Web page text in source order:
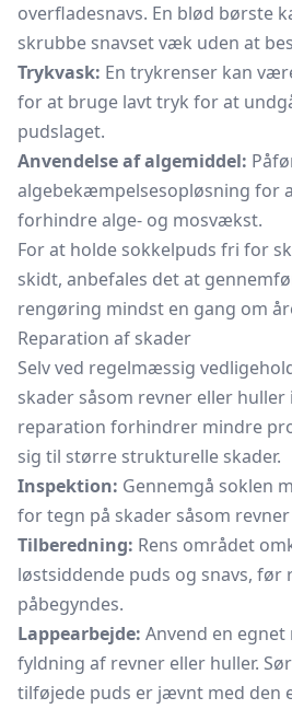
overfladesnavs. En blød børste
skrubbe snavset væk uden at
Trykvask: En trykrenser kan
for at bruge lavt tryk for at
pudslaget.
Anvendelse af algemiddel:
algebekæmpelsesopløsning for
forhindre alge- og mosvækst.
For at holde sokkelpuds fri for
skidt, anbefales det at
rengøring mindst en gang om
Reparation af skader
Selv ved regelmæssig
skader såsom revner eller huller
reparation forhindrer mindre
sig til større strukturelle skader.
Inspektion: Gennemgå soklen
for tegn på skader såsom
Tilberedning: Rens området
løstsiddende puds og snavs,
påbegyndes.
Lappearbejde: Anvend en
fyldning af revner eller huller.
tilføjede puds er jævnt med den